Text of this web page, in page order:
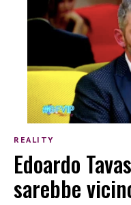
REALITY
Edoardo
sarebbe